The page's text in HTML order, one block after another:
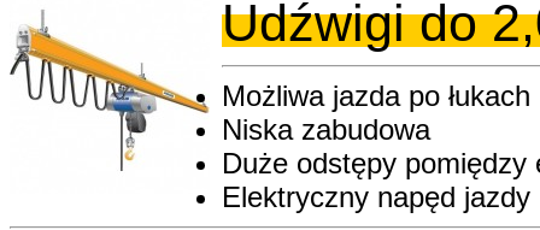
Udźwigi do
Możliwa jazda po łukach
Niska zabudowa
Duże odstępy
Elektryczny napęd jazdy